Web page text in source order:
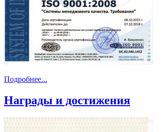
Подробнее...
Награды и достижения